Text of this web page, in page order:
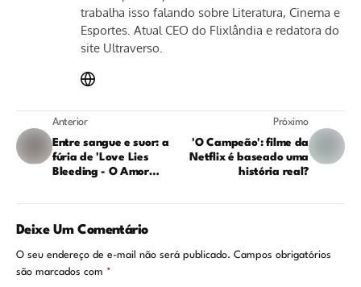
trabalha isso falando sobre Literatura, Cinema e
Esportes. Atual CEO do Flixlândia e redatora do
site Ultraverso.
Anterior
Entre sangue e suor: a
fúria de 'Love Lies
Bleeding - O Amor
Próximo
'O Campeão': filme da
Netflix é baseado uma
história real?
Deixe Um Comentário
O seu endereço de e-mail não será publicado. Campos obrigatórios
são marcados com *